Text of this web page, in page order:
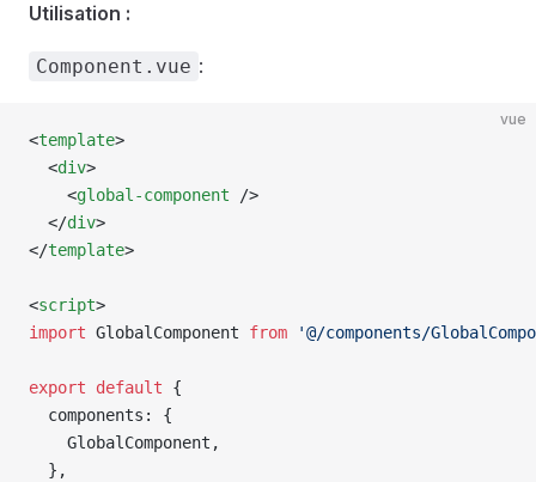
Utilisation :
Component.vue :
vue
<template>
  <
div>
    <
global-component />
  </
div>
</template>
<script>
import GlobalComponent from '@/components/
export default {
  components
: {
    GlobalComponent
,
  },